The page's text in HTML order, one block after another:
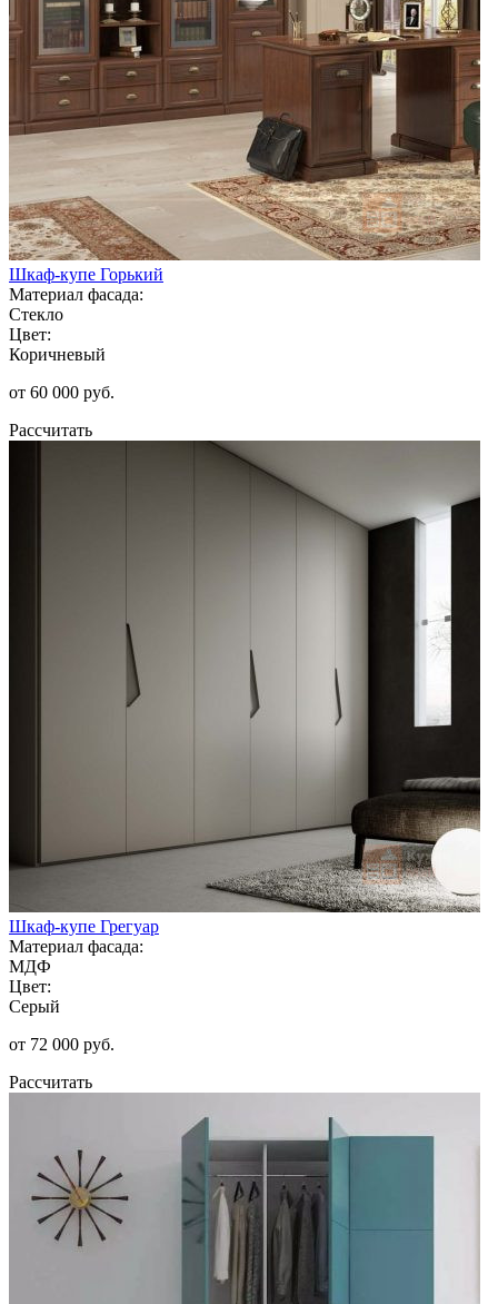
Шкаф-купе Горький
Материал фасада:
Стекло
Цвет:
Коричневый
от 60 000 руб.
Рассчитать
Шкаф-купе Грегуар
Материал фасада:
МДФ
Цвет:
Серый
от 72 000 руб.
Рассчитать